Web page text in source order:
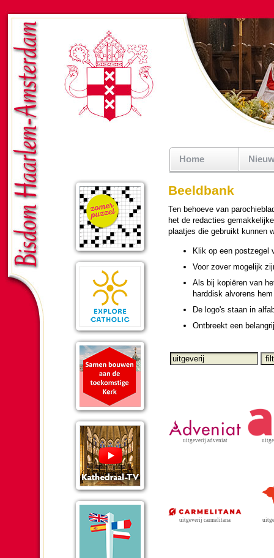
Home
Beeldbank
Ten behoeve van
het de redacties
plaatjes die gebruikt kunnen
Klik op een postzegel
Voor zover moge­lijk
Als bij kopiëren van
harddisk alvorens
De logo's staan in
Ontbreekt een
uitgeverij adveniat
uitgeverij carmelitana